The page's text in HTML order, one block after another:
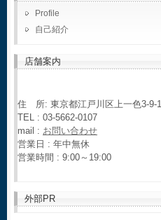
Profile
自己紹介
店舗案内
住 所: 東京都江戸川区上一色3-9-1
TEL : 03-5662-0107
mail : お問い合わせ
営業日 : 年中無休
営業時間 : 9:00～19:00
外部PR